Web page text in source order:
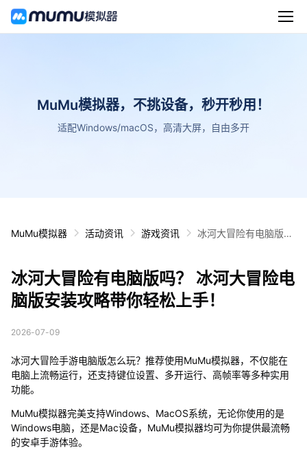
MuMu模拟器，不挑设备，秒开秒用！
适配Windows/macOS，高清大屏，自由多开
MuMu模拟器 活动资讯 游戏资讯
冰河大冒险有电脑版
手！
冰河大冒险有电脑版吗？ 冰河大冒险电
脑版安装攻略带你轻松上手！
2026-07-09
冰河大冒险手游电脑版怎么玩？推荐使用MuMu模拟器，不仅能在
电脑上流畅运行，还支持键位设置、多开运行、高帧率等多种实用
功能。
MuMu模拟器完美支持Windows、MacOS系统，无论你使用的是
Windows电脑，还是Mac设备，MuMu模拟器均可为你提供最流畅
的安卓手游体验。